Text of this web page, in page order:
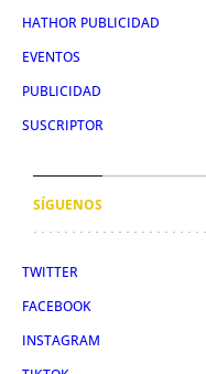
HATHOR PUBLICIDAD
EVENTOS
PUBLICIDAD
SUSCRIPTOR
SÍGUENOS
TWITTER
FACEBOOK
INSTAGRAM